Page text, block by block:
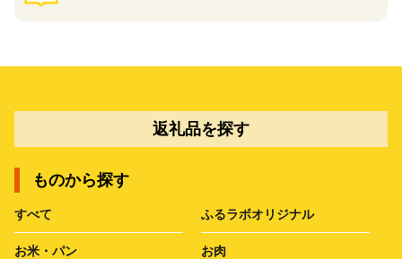
返礼品を探す
ものから探す
すべて ふるラボオリジナル
お米・パン お肉